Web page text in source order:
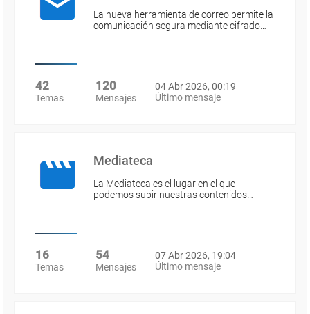
La nueva herramienta de correo permite la
comunicación segura mediante cifrado…
42
Temas
120
Mensajes
04 Abr 2026, 00:19
Último mensaje
Mediateca
La Mediateca es el lugar en el que
podemos subir nuestras contenidos…
16
Temas
54
Mensajes
07 Abr 2026, 19:04
Último mensaje